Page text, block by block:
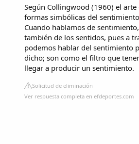
Según Collingwood (1960) el arte
formas simbólicas del
Cuando hablamos de
también de los sentidos, pues a
podemos hablar del sentimiento
dicho; son como el filtro que
llegar a producir un sentimiento.
Solicitud de eliminación
Ver respuesta completa en efdeportes.com